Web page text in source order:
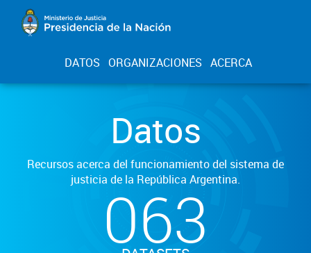
DATOS ORGANIZACIONES ACERCA
Datos
Recursos acerca del funcionamiento del sistema de
justicia de la República Argentina.
063